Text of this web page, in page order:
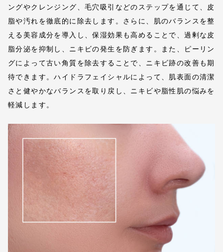
ングやクレンジング、毛穴吸引などのステップを通じて、皮
脂や汚れを徹底的に除去します。さらに、肌のバランスを整
える美容成分を導入し、保湿効果も高めることで、過剰な皮
脂分泌を抑制し、ニキビの発生を防ぎます。また、ピーリン
グによって古い角質を除去することで、ニキビ跡の改善も期
待できます。ハイドラフェイシャルによって、肌表面の清潔
さと健やかなバランスを取り戻し、ニキビや脂性肌の悩みを
軽減します。